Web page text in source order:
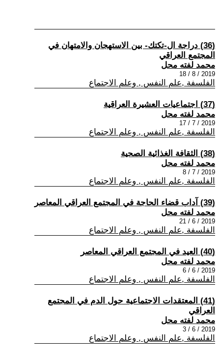
(36) دراجة ال-تكتك- بين الاستهجان والامتهان في
المجتمع العراقي
محمد لفته محل
2019 / 8 / 18
الفلسفة ,علم النفس , وعلم الاجتماع
(37) اجتماعيات العشيرة العراقية
محمد لفته محل
2019 / 7 / 17
الفلسفة ,علم النفس , وعلم الاجتماع
(38) الثقافة الغذائية الصحية
محمد لفته محل
2019 / 7 / 8
الفلسفة ,علم النفس , وعلم الاجتماع
(39) آداب قضاء الحاجة في المجتمع العراقي المعاصر
محمد لفته محل
2019 / 6 / 21
الفلسفة ,علم النفس , وعلم الاجتماع
(40) العيد في المجتمع العراقي المعاصر
محمد لفته محل
2019 / 6 / 6
الفلسفة ,علم النفس , وعلم الاجتماع
(41) المعتقدات الاجتماعية حول الدم في المجتمع
العراقي
محمد لفته محل
2019 / 6 / 3
الفلسفة ,علم النفس , وعلم الاجتماع